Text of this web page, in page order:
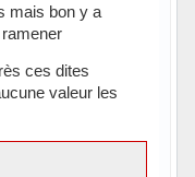
mais bon y a
ces dites
valeur les